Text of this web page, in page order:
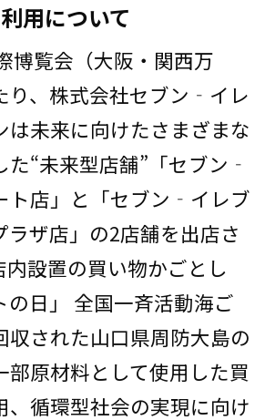
用について
博覧会（大阪・関西万
り、株式会社セブン‐イレ
は未来に向けたさまざまな
た“未来型店舗”「セブン‐
ト店」と「セブン‐イレブ
ラザ店」の2店舗を出店さ
内設置の買い物かごとし
の日」 全国一斉活動海ご
収された山口県周防大島の
部原材料として使用した買
、循環型社会の実現に向け